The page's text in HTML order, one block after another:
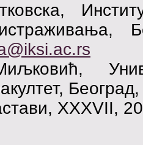
Београд,
XXXVII,